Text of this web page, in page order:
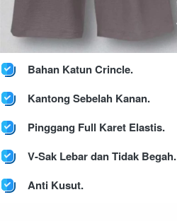
Bahan Katun Crincle.
Kantong Sebelah Kanan.
Pinggang Full Karet Elastis.
V-Sak Lebar dan Tidak Begah.
Anti Kusut.